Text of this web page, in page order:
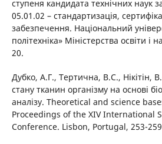
ступеня кандидата технічних наук
05.01.02 – стандартизація,
забезпечення. Національний
політехніка» Міністерства освіти і
20.
Дубко, А.Г., Тертична, В.С., Нікітін,
стану тканин організму на основі
аналізу. Theoretical and science
Proceedings of the ХIV International
Conference. Lisbon, Portugal, 253-